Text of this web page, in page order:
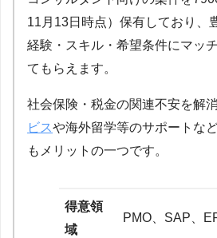
11月13日時点）保有しており、
経験・スキル・希望条件にマッ
てもらえます。
社会保険・税金の関連不安を解
ビスや海外留学等のサポートな
もメリットの一つです。
得意領
域
PMO、SAP、